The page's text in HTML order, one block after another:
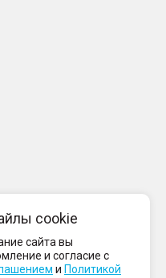
cookie
сайта вы
и согласие с
и Политикой